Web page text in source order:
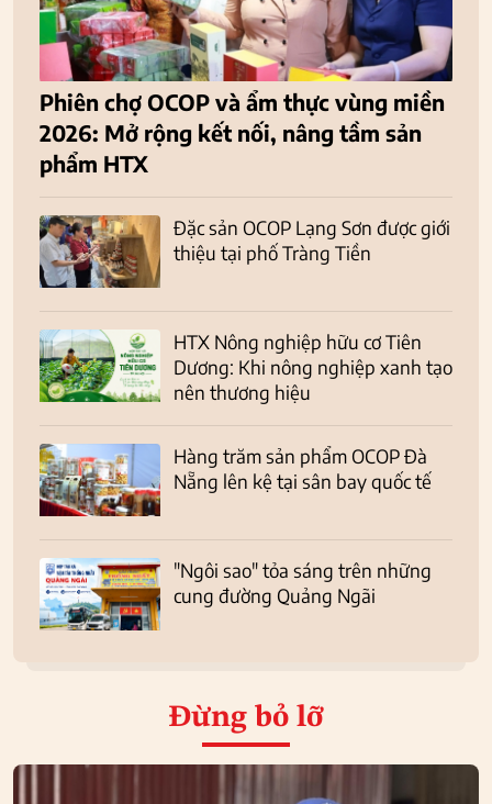
Phiên chợ OCOP và ẩm thực vùng miền
2026: Mở rộng kết nối, nâng tầm sản
phẩm HTX
Đặc sản OCOP Lạng Sơn được giới
thiệu tại phố Tràng Tiền
HTX Nông nghiệp hữu cơ Tiên
Dương: Khi nông nghiệp xanh tạo
nên thương hiệu
Hàng trăm sản phẩm OCOP Đà
Nẵng lên kệ tại sân bay quốc tế
"Ngôi sao" tỏa sáng trên những
cung đường Quảng Ngãi
Đừng bỏ lỡ